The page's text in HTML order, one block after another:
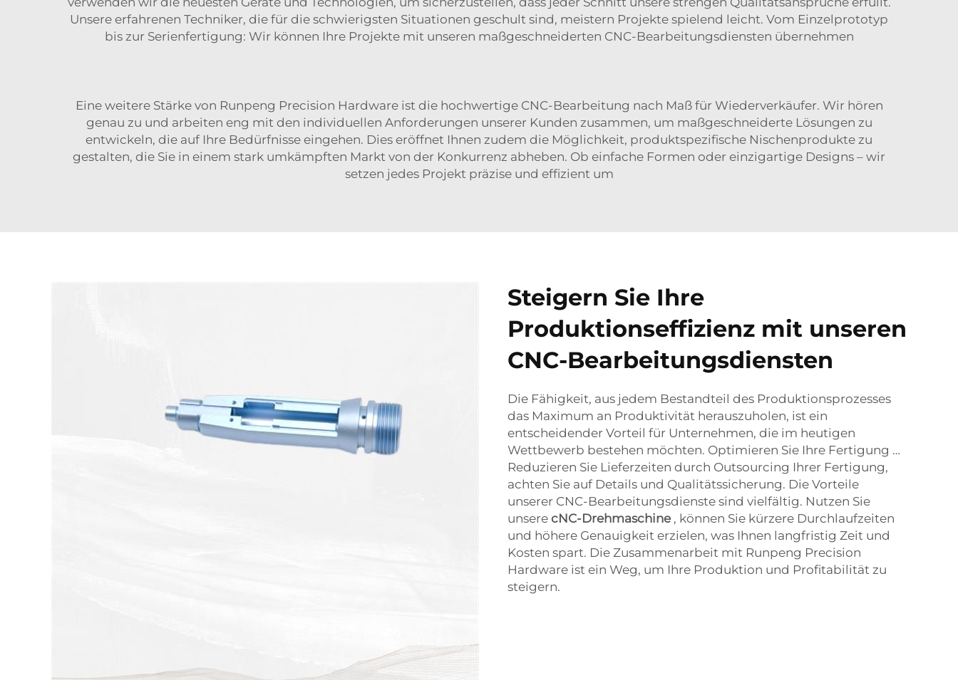
Unsere erfahrenen Techniker, die für die schwierigsten Situationen geschult sind, meistern Projekte spielend leicht. Vom Einzelprototyp
bis zur Serienfertigung: Wir können Ihre Projekte mit unseren maßgeschneiderten CNC-Bearbeitungsdiensten übernehmen
Eine weitere Stärke von Runpeng Precision Hardware ist die hochwertige CNC-Bearbeitung nach Maß für Wiederverkäufer. Wir hören
genau zu und arbeiten eng mit den individuellen Anforderungen unserer Kunden zusammen, um maßgeschneiderte Lösungen zu
entwickeln, die auf Ihre Bedürfnisse eingehen. Dies eröffnet Ihnen zudem die Möglichkeit, produktspezifische Nischenprodukte zu
gestalten, die Sie in einem stark umkämpften Markt von der Konkurrenz abheben. Ob einfache Formen oder einzigartige Designs – wir
setzen jedes Projekt präzise und effizient um
Steigern Sie Ihre
Produktionseffizienz mit unseren
CNC-Bearbeitungsdiensten
Die Fähigkeit, aus jedem Bestandteil des Produktionsprozesses
das Maximum an Produktivität herauszuholen, ist ein
entscheidender Vorteil für Unternehmen, die im heutigen
Wettbewerb bestehen möchten. Optimieren Sie Ihre Fertigung …
Reduzieren Sie Lieferzeiten durch Outsourcing Ihrer Fertigung,
achten Sie auf Details und Qualitätssicherung. Die Vorteile
unserer CNC-Bearbeitungsdienste sind vielfältig. Nutzen Sie
unsere cNC-Drehmaschine , können Sie kürzere Durchlaufzeiten
und höhere Genauigkeit erzielen, was Ihnen langfristig Zeit und
Kosten spart. Die Zusammenarbeit mit Runpeng Precision
Hardware ist ein Weg, um Ihre Produktion und Profitabilität zu
steigern.